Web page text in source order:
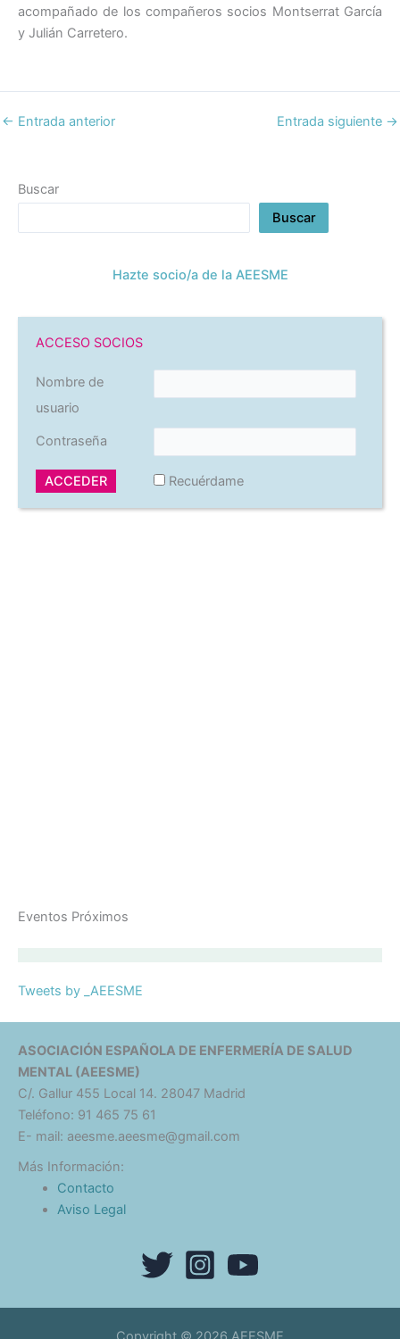
acompañado de los compañeros socios Montserrat García
y Julián Carretero.
← Entrada anterior Entrada siguiente →
Buscar
Buscar
Hazte socio/a de la AEESME
ACCESO SOCIOS
Nombre de
usuario
Contraseña
Recuérdame
Eventos Próximos
Tweets by _AEESME
ASOCIACIÓN ESPAÑOLA DE ENFERMERÍA DE SALUD
MENTAL (AEESME)
C/. Gallur 455 Local 14. 28047 Madrid
Teléfono: 91 465 75 61
E- mail: aeesme.aeesme@gmail.com
Más Información:
Contacto
Aviso Legal